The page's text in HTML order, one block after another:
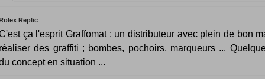
Replic
ça l'esprit Graffomat : un distributeur avec plein de bon
des graffiti ; bombes, pochoirs, marqueurs ...
concept en situation ...